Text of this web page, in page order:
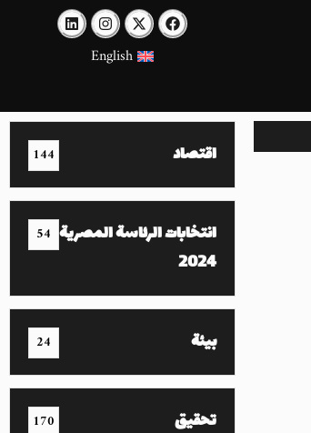
English
اقتصاد 144
انتخابات الرئاسة المصرية
2024
54
بيئة 24
تحقيق 170